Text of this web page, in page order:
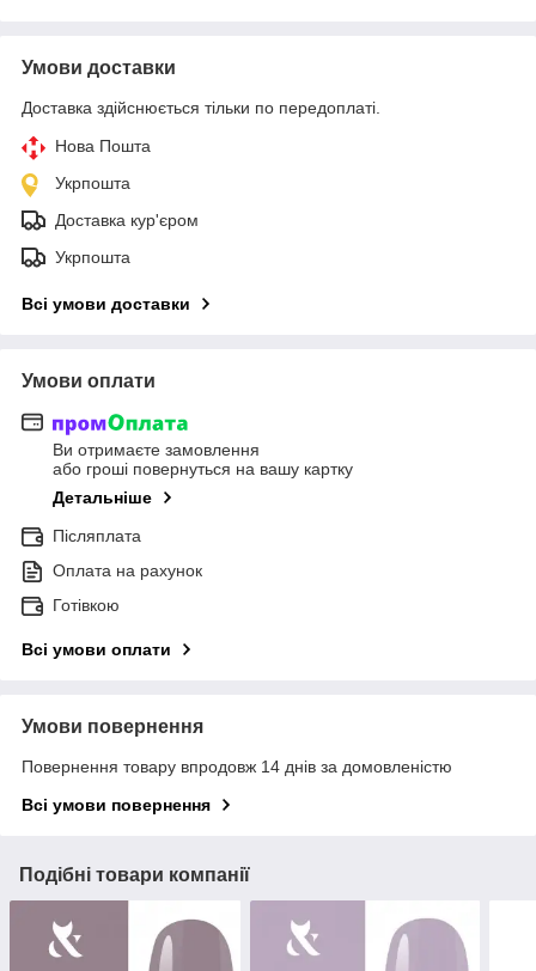
Умови доставки
Доставка здійснюється тільки по передоплаті.
Нова Пошта
Укрпошта
Доставка кур'єром
Укрпошта
Всі умови доставки
Умови оплати
Ви отримаєте замовлення
або гроші повернуться на вашу картку
Детальніше
Післяплата
Оплата на рахунок
Готівкою
Всі умови оплати
Умови повернення
Повернення товару впродовж 14 днів за домовленістю
Всі умови повернення
Подібні товари компанії